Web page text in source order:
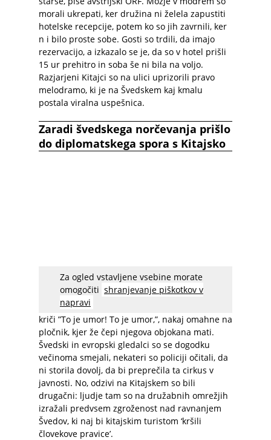
morali ukrepati, ker družina ni želela zapustiti
hotelske recepcije, potem ko so jih zavrnili, ker
n i bilo proste sobe. Gosti so trdili, da imajo
rezervacijo, a izkazalo se je, da so v hotel prišli
15 ur prehitro in soba še ni bila na voljo.
Razjarjeni Kitajci so na ulici uprizorili pravo
melodramo, ki je na Švedskem kaj kmalu
postala viralna uspešnica.
Zaradi švedskega norčevanja prišlo
do diplomatskega spora s Kitajsko
Za ogled vstavljene vsebine morate
omogočiti shranjevanje piškotkov v
napravi
Posnetki dogajanja so hitro zakrožili po
družabnih omrežjih in na enem od njih lahko
vidimo moškega, kako v spremstvu policistov
kriči ”To je umor! To je umor,”, nakaj omahne na
pločnik, kjer že čepi njegova objokana mati.
Švedski in evropski gledalci so se dogodku
večinoma smejali, nekateri so policiji očitali, da
ni storila dovolj, da bi preprečila ta cirkus v
javnosti. No, odzivi na Kitajskem so bili
drugačni: ljudje tam so na družabnih omrežjih
izražali predvsem zgroženost nad ravnanjem
Švedov, ki naj bi kitajskim turistom ‘kršili
človekove pravice’.